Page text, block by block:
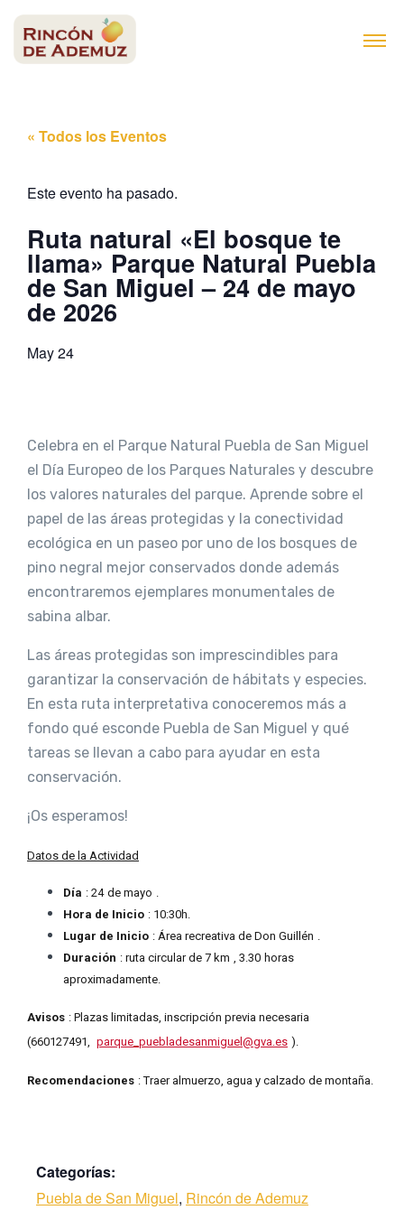
« Todos los Eventos
Este evento ha pasado.
Ruta natural «El bosque te
llama» Parque Natural Puebla
de San Miguel – 24 de mayo
de 2026
May 24
Celebra en el Parque Natural Puebla de San Miguel
el Día Europeo de los Parques Naturales y descubre
los valores naturales del parque. Aprende sobre el
papel de las áreas protegidas y la conectividad
ecológica en un paseo por uno de los bosques de
pino negral mejor conservados donde además
encontraremos ejemplares monumentales de
sabina albar.
Las áreas protegidas son imprescindibles para
garantizar la conservación de hábitats y especies.
En esta ruta interpretativa conoceremos más a
fondo qué esconde Puebla de San Miguel y qué
tareas se llevan a cabo para ayudar en esta
conservación.
¡Os esperamos!
Datos de la Actividad
Día : 24 de mayo .
Hora de Inicio : 10:30h.
Lugar de Inicio : Área recreativa de Don Guillén .
Duración : ruta circular de 7 km , 3.30 horas
aproximadamente.
Avisos : Plazas limitadas, inscripción previa necesaria
(660127491, parque_puebladesanmiguel@gva.es ).
Recomendaciones : Traer almuerzo, agua y calzado de montaña.
Categorías:
Puebla de San Miguel, Rincón de Ademuz